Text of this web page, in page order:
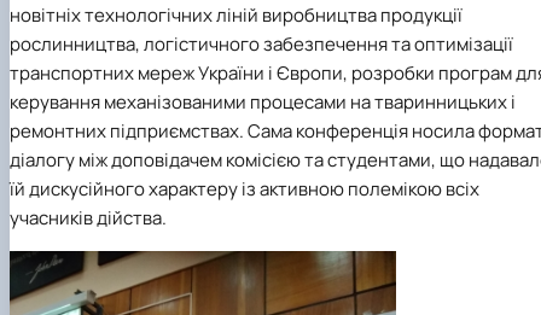
новітніх технологічних ліній виробництва продукції
рослинництва, логістичного забезпечення та оптимізації
транспортних мереж України і Європи, розробки програм
керування механізованими процесами на тваринницьких і
ремонтних підприємствах. Сама конференція носила
діалогу між доповідачем комісією та студентами, що
їй дискусійного характеру із активною полемікою всіх
учасників дійства.